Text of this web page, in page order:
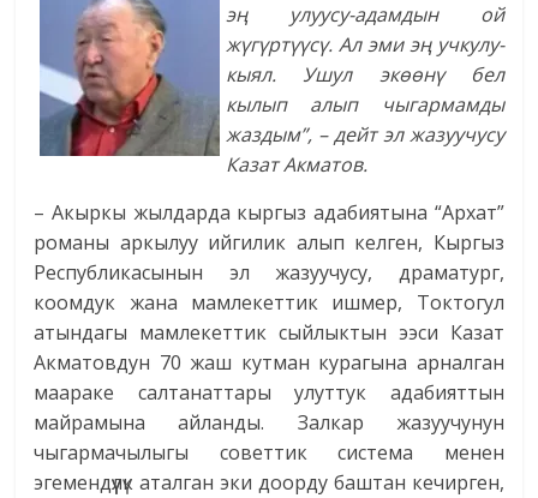
эң улуусу-адамдын ой
жүгүртүүсү. Ал эми эң учкулу-
кыял. Ушул экөөнү бел
кылып алып чыгармамды
жаздым”, – дейт эл жазуучусу
Казат Акматов.
– Акыркы жылдарда кыргыз адабиятына “Архат”
романы аркылуу ийгилик алып келген, Кыргыз
Республикасынын эл жазуучусу, драматург,
коомдук жана мамлекеттик ишмер, Токтогул
атындагы мамлекеттик сыйлыктын ээси Казат
Акматовдун 70 жаш кутман курагына арналган
маараке салтанаттары улуттук адабияттын
майрамына айланды. Залкар жазуучунун
чыгармачылыгы советтик система менен
эгемендүүлүк аталган эки доорду баштан кечирген,